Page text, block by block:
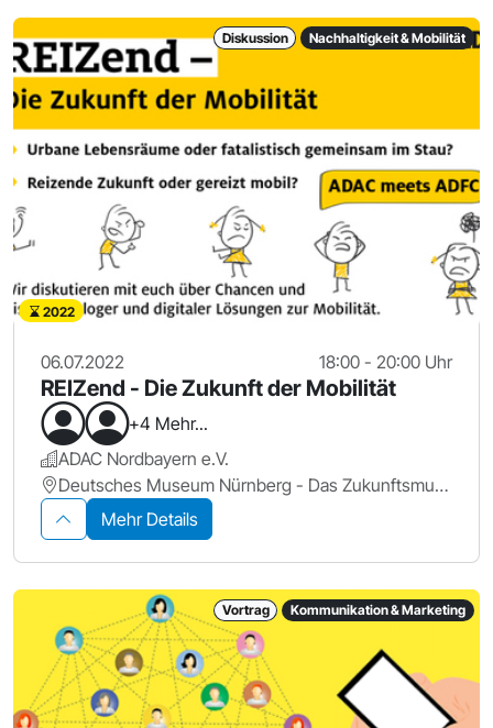
Diskussion Nachhaltigkeit & Mobilität
2022
06.07.2022 18:00 - 20:00 Uhr
REIZend - Die Zukunft der Mobilität
+4 Mehr...
ADAC Nordbayern e.V.
Deutsches Museum Nürnberg - Das Zukunftsmuseum
Mehr Details
Vortrag Kommunikation & Marketing